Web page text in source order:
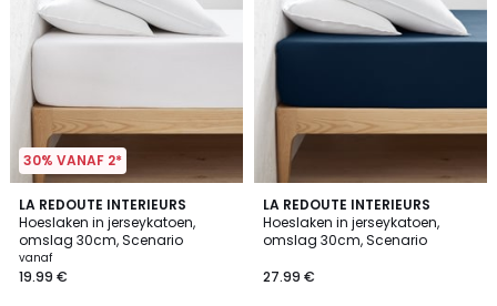
30% VANAF 2*
LA REDOUTE INTERIEURS
Hoeslaken in jerseykatoen,
omslag 30cm, Scenario
vanaf
19.99 €
4.1
/ 5
9
Kleuren
LA REDOUTE INTERIEURS
Hoeslaken in jerseykatoen,
omslag 30cm, Scenario
27.99 €
4.1
/ 5